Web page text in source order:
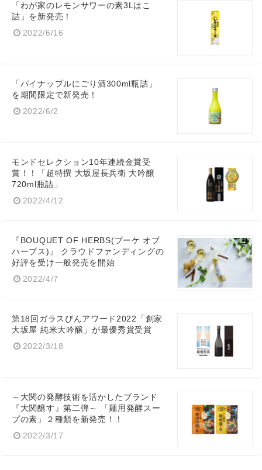
「わが家のレモンサワーの素3Lはこ
詰」を新発売！
2022/6/16
「パイナップルにごり酒300ml瓶詰」
を期間限定で新発売！
2022/6/2
モンドセレクション10年連続金賞受
賞！！「超特撰 大坂屋長兵衛 大吟醸
720ml瓶詰」
2022/4/12
『BOUQUET OF HERBS(ブーケ オブ
ハーブス)』 クラウドファンディングの
好評を受け一般発売を開始
2022/4/7
第18回ガラスびんアワード2022「創家
大坂屋 純米大吟醸」が最優秀賞受賞
2022/3/18
～大関の発酵技術を活かしたブランド
『大関醸す』第二弾～ 「麺用発酵スー
プの素」２種類を新発売！！
2022/3/17
Japanese